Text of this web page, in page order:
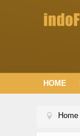
HOME
Home